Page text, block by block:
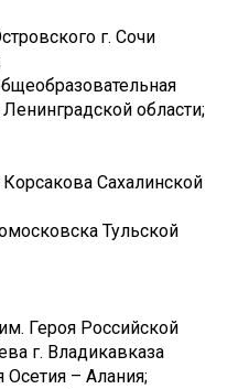
г. Сочи
области;
Сахалинской
Тульской
Героя Российской
г. Владикавказа
Осетия – Алания;